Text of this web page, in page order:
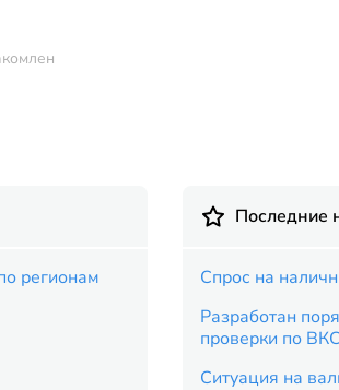
регионам
Последние
Спрос на
Разработан
проверки по ВКС
Ситуация на